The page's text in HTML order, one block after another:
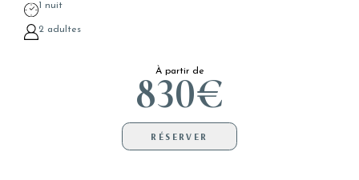
1 nuit
2 adultes
À partir de
830€
RÉSERVER